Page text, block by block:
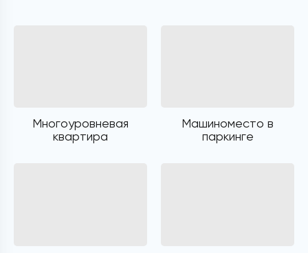
Многоуровневая
квартира
Машиноместо в
паркинге